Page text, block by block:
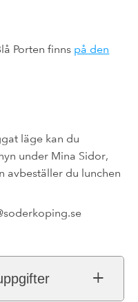
Porten finns på den
läge kan du
under Mina Sidor,
avbeställer du lunchen